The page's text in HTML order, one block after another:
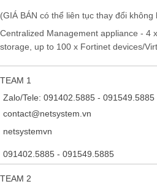
(GIÁ BÁN có thể liên tục thay đổi không
Centralized Management appliance - 4
storage, up to 100 x Fortinet devices/
TEAM 1
Zalo/Tele: 091402.5885 - 091549.5885
contact@netsystem.vn
netsystemvn
091402.5885 - 091549.5885
TEAM 2